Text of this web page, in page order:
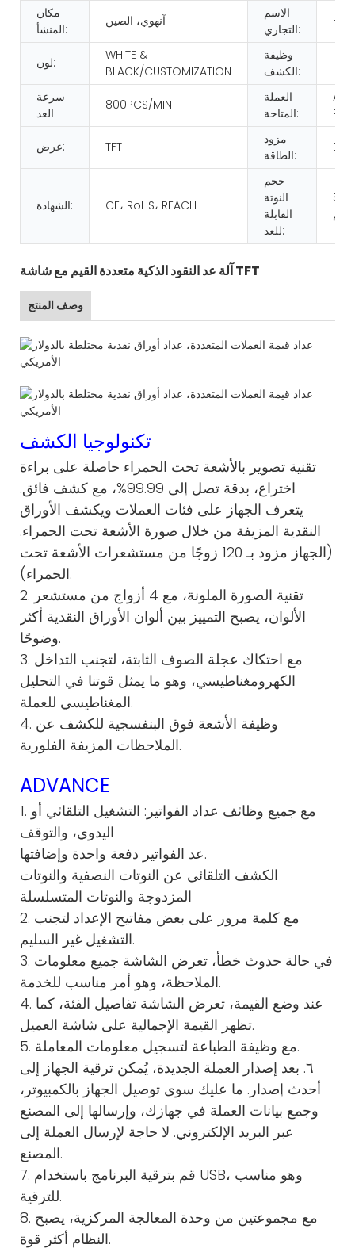
مكان
المنشأ:
آنهوي، الصين
الاسم
التجاري:
لون:
WHITE &
BLACK/CUSTOMIZATION
وظيفة
الكشف:
IR/
سرعة
العد:
800PCS/MIN
العملة
المتاحة:
AS
عرض: TFT
مزود
الطاقة:
الشهادة: CE، RoHS، REACH
حجم
النوتة
القابلة
للعد:
آلة عد النقود الذكية متعددة القيم مع شاشة TFT
وصف المنتج
تكنولوجيا الكشف
تقنية تصوير بالأشعة تحت الحمراء حاصلة على براءة
اختراع، بدقة تصل إلى 99.99%، مع كشف فائق.
يتعرف الجهاز على فئات العملات ويكشف الأوراق
النقدية المزيفة من خلال صورة الأشعة تحت الحمراء.
(الجهاز مزود بـ 120 زوجًا من مستشعرات الأشعة تحت
الحمراء).
2. تقنية الصورة الملونة، مع 4 أزواج من مستشعر
الألوان، يصبح التمييز بين ألوان الأوراق النقدية أكثر
وضوحًا.
3. مع احتكاك عجلة الصوف الثابتة، لتجنب التداخل
الكهرومغناطيسي، وهو ما يمثل قوتنا في التحليل
المغناطيسي للعملة.
4. وظيفة الأشعة فوق البنفسجية للكشف عن
الملاحظات المزيفة الفلورية.
ADVANCE
1. مع جميع وظائف عداد الفواتير: التشغيل التلقائي أو
اليدوي، والتوقف
عد الفواتير دفعة واحدة وإضافتها.
الكشف التلقائي عن النوتات النصفية والنوتات
المزدوجة والنوتات المتسلسلة
2. مع كلمة مرور على بعض مفاتيح الإعداد لتجنب
التشغيل غير السليم.
3. في حالة حدوث خطأ، تعرض الشاشة جميع معلومات
الملاحظة، وهو أمر مناسب للخدمة.
4. عند وضع القيمة، تعرض الشاشة تفاصيل الفئة، كما
تظهر القيمة الإجمالية على شاشة العميل.
5. مع وظيفة الطباعة لتسجيل معلومات المعاملة.
٦. بعد إصدار العملة الجديدة، يُمكن ترقية الجهاز إلى
أحدث إصدار. ما عليك سوى توصيل الجهاز بالكمبيوتر،
وجمع بيانات العملة في جهازك، وإرسالها إلى المصنع
عبر البريد الإلكتروني. لا حاجة لإرسال العملة إلى
المصنع.
7. قم بترقية البرنامج باستخدام USB، وهو مناسب
للترقية.
8. مع مجموعتين من وحدة المعالجة المركزية، يصبح
النظام أكثر قوة.